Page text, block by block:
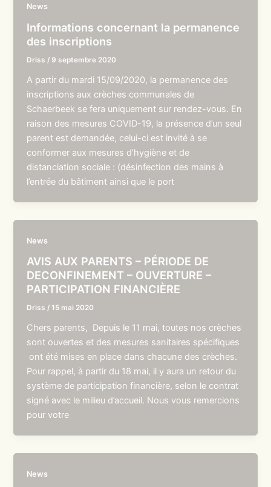
News
Informations concernant la permanence
des inscriptions
Driss / 9 septembre 2020
A partir du mardi 15/09/2020, la permanence des
inscriptions aux crèches communales de
Schaerbeek se fera uniquement sur rendez-vous. En
raison des mesures COVID-19, la présence d’un seul
parent est demandée, celui-ci est invité à se
conformer aux mesures d’hygiène et de
distanciation sociale : (désinfection des mains à
l’entrée du bâtiment ainsi que le port
News
AVIS AUX PARENTS – PÉRIODE DE
DECONFINEMENT – OUVERTURE –
PARTICIPATION FINANCIÈRE
Driss /15 mai 2020
Chers parents, Depuis le 11 mai, toutes nos crèches
sont ouvertes et des mesures sanitaires spécifiques
ont été mises en place dans chacune des crèches.
Pour rappel, à partir du 18 mai, il y aura un retour du
système de participation financière, selon le contrat
signé avec le milieu d’accueil. Nous vous remercions
pour votre
News